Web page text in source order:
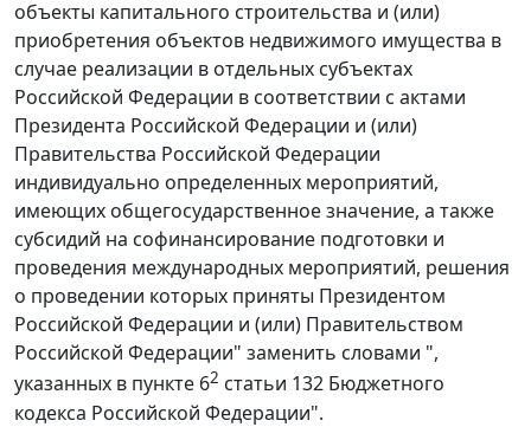
объекты капитального строительства и (или)
приобретения объектов недвижимого имущества в
случае реализации в отдельных субъектах
Российской Федерации в соответствии с актами
Президента Российской Федерации и (или)
Правительства Российской Федерации
индивидуально определенных мероприятий,
имеющих общегосударственное значение, а также
субсидий на софинансирование подготовки и
проведения международных мероприятий, решения
о проведении которых приняты Президентом
Российской Федерации и (или) Правительством
Российской Федерации" заменить словами ",
указанных в пункте 62 статьи 132 Бюджетного
кодекса Российской Федерации".